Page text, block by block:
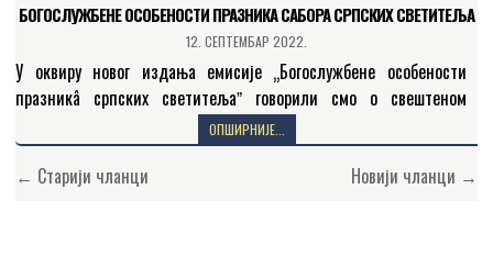
БОГОСЛУЖБЕНЕ ОСОБЕНОСТИ ПРАЗНИКА САБОРА СРПСКИХ СВЕТИТЕЉА
12. СЕПТЕМБАР 2022.
У оквиру новог издања емисије „Богослужбене особености
празникâ српских светитељаˮ говорили смо о свештеном
спомену на Сабор српских светитеља, који је у месецослову
назначен за…
ОПШИРНИЈЕ...
Кретање
← Старији чланци Новији чланци →